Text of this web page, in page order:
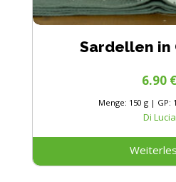
Sardellen in
Di Lucia
Menge: 150 g | GP:
6.90 €